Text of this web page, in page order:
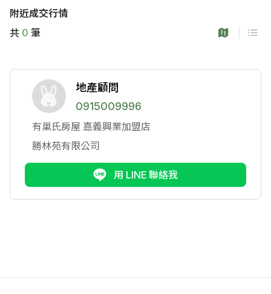
附近成交行情
共 0 筆
地產顧問
0915009996
有巢氏房屋 嘉義興業加盟店
勝林苑有限公司
用 LINE 聯絡我